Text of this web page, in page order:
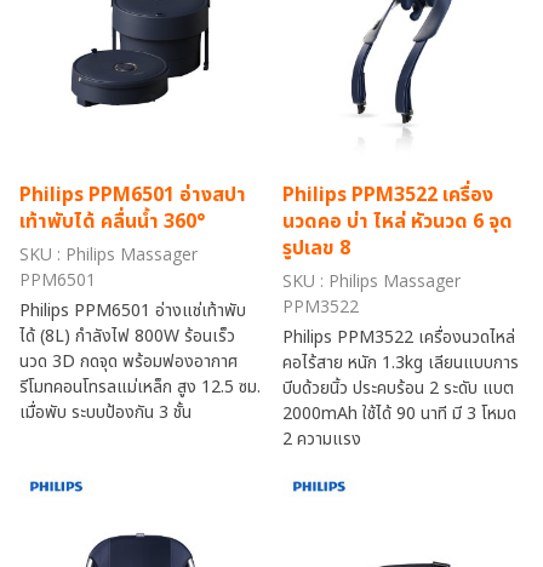
Philips PPM6501 อ่างสปา
เท้าพับได้ คลื่นน้ำ 360°
SKU : Philips Massager
PPM6501
Philips PPM6501 อ่างแช่เท้าพับ
ได้ (8L) กำลังไฟ 800W ร้อนเร็ว
นวด 3D กดจุด พร้อมฟองอากาศ
รีโมทคอนโทรลแม่เหล็ก สูง 12.5 ซม.
เมื่อพับ ระบบป้องกัน 3 ชั้น
Philips PPM3522 เครื่อง
นวดคอ บ่า ไหล่ หัวนวด 6 จุด
รูปเลข 8
SKU : Philips Massager
PPM3522
Philips PPM3522 เครื่องนวดไหล่
คอไร้สาย หนัก 1.3kg เลียนแบบการ
บีบด้วยนิ้ว ประคบร้อน 2 ระดับ แบต
2000mAh ใช้ได้ 90 นาที มี 3 โหมด
2 ความแรง